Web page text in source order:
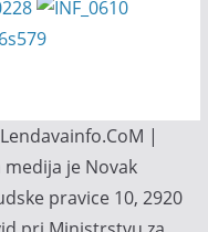
|
je Novak
pravice 10, 2920